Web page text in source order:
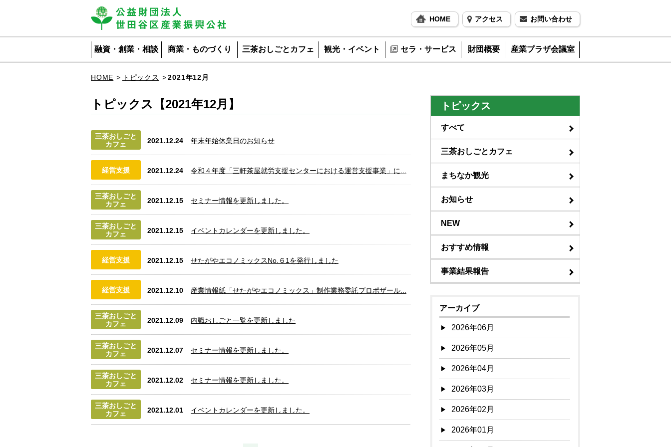
公益財団法人 世田谷区産業振興公社
HOME アクセス お問い合わせ
融資・創業・相談 商業・ものづくり 三茶おしごとカフェ 観光・イベント セラ・サービス 財団概要 産業プラザ会議室
HOME トピックス 2021年12月
トピックス【2021年12月】
三茶おしごと
カフェ
2021.12.24 年末年始休業日のお知らせ
経営支援 2021.12.24 令和４年度「三軒茶屋就労支援センターにおける運営支援事業」に...
三茶おしごと
カフェ
2021.12.15 セミナー情報を更新しました。
三茶おしごと
カフェ
2021.12.15 イベントカレンダーを更新しました。
経営支援 2021.12.15 せたがやエコノミックスNo.６1を発行しました
経営支援 2021.12.10 産業情報紙「せたがやエコノミックス」制作業務委託プロポザール...
三茶おしごと
カフェ
2021.12.09 内職おしごと一覧を更新しました
三茶おしごと
カフェ
2021.12.07 セミナー情報を更新しました。
三茶おしごと
カフェ
2021.12.02 セミナー情報を更新しました。
三茶おしごと
カフェ
2021.12.01 イベントカレンダーを更新しました。
トピックス
すべて
三茶おしごとカフェ
まちなか観光
お知らせ
NEW
おすすめ情報
事業結果報告
アーカイブ
2026年06月
2026年05月
2026年04月
2026年03月
2026年02月
2026年01月